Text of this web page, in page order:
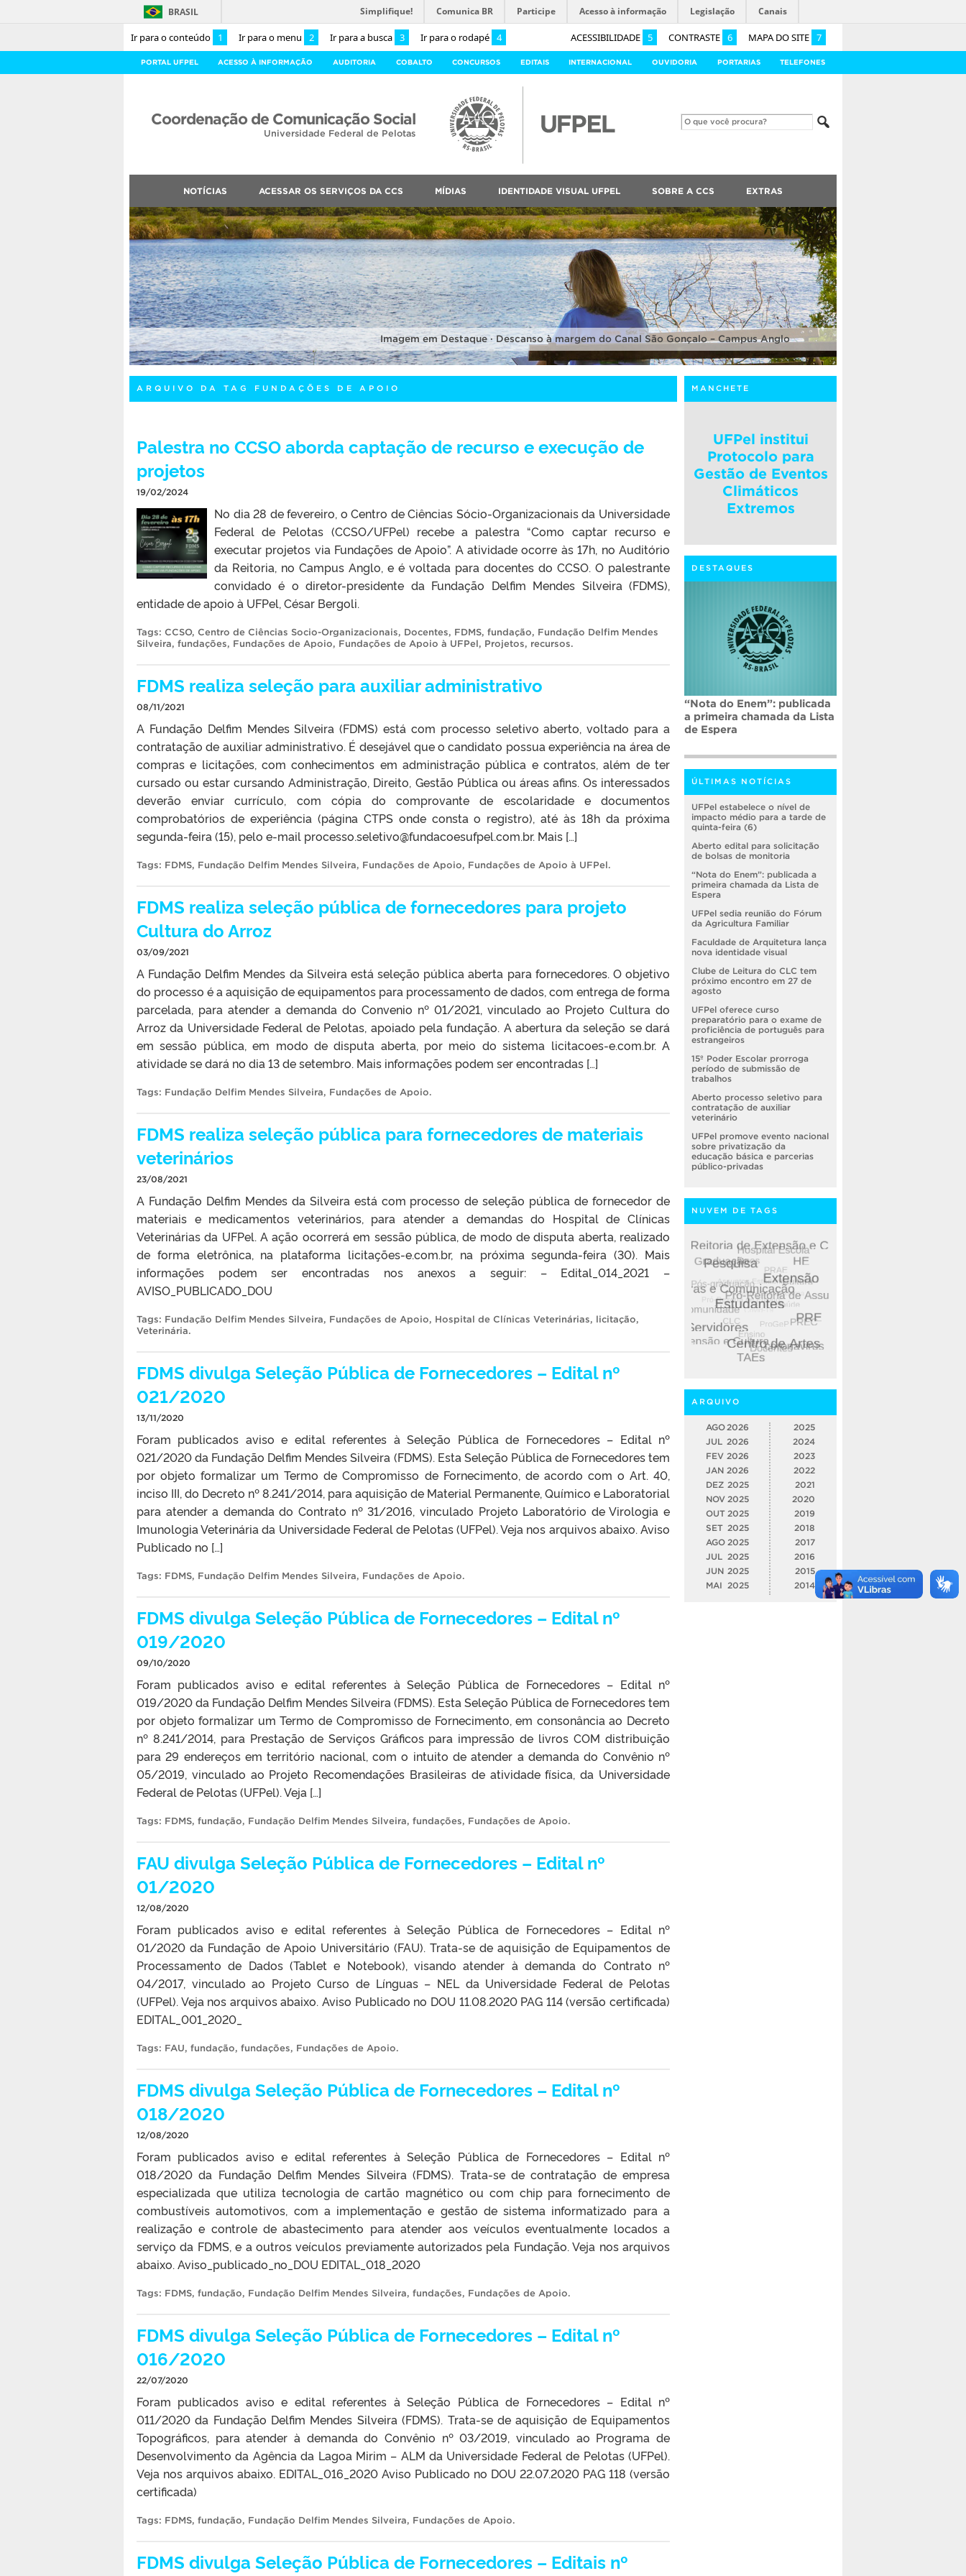
Ir para o conteúdo 1 Ir para o menu 2 Ir para a busca 3 Ir para o rodapé 4 ACESSIBILIDADE 5 CONTRASTE 6 MAPA DO SITE 7
BRASIL Simplifique! Comunica BR Participe Acesso à informação Legislação Canais
PORTAL UFPEL ACESSO À INFORMAÇÃO AUDITORIA COBALTO CONCURSOS EDITAIS INTERNACIONAL OUVIDORIA PORTARIAS TELEFONES
Coordenação de Comunicação Social
Universidade Federal de Pelotas
NOTÍCIAS ACESSAR OS SERVIÇOS DA CCS MÍDIAS IDENTIDADE VISUAL UFPEL SOBRE A CCS EXTRAS
Imagem em Destaque · Descanso à margem do Canal São Gonçalo – Campus Anglo
ARQUIVO DA TAG FUNDAÇÕES DE APOIO
Palestra no CCSO aborda captação de recurso e execução de
projetos
19/02/2024
No dia 28 de fevereiro, o Centro de Ciências Sócio-Organizacionais da Universidade
Federal de Pelotas (CCSO/UFPel) recebe a palestra “Como captar recurso e
executar projetos via Fundações de Apoio”. A atividade ocorre às 17h, no Auditório
da Reitoria, no Campus Anglo, e é voltada para docentes do CCSO. O palestrante
convidado é o diretor-presidente da Fundação Delfim Mendes Silveira (FDMS),
entidade de apoio à UFPel, César Bergoli.
Tags: CCSO, Centro de Ciências Socio-Organizacionais, Docentes, FDMS, fundação, Fundação Delfim Mendes
Silveira, fundações, Fundações de Apoio, Fundações de Apoio à UFPel, Projetos, recursos.
FDMS realiza seleção para auxiliar administrativo
08/11/2021
A Fundação Delfim Mendes Silveira (FDMS) está com processo seletivo aberto, voltado para a
contratação de auxiliar administrativo. É desejável que o candidato possua experiência na área de
compras e licitações, com conhecimentos em administração pública e contratos, além de ter
cursado ou estar cursando Administração, Direito, Gestão Pública ou áreas afins. Os interessados
deverão enviar currículo, com cópia do comprovante de escolaridade e documentos
comprobatórios de experiência (página CTPS onde consta o registro), até às 18h da próxima
segunda-feira (15), pelo e-mail processo.seletivo@fundacoesufpel.com.br. Mais […]
Tags: FDMS, Fundação Delfim Mendes Silveira, Fundações de Apoio, Fundações de Apoio à UFPel.
FDMS realiza seleção pública de fornecedores para projeto
Cultura do Arroz
03/09/2021
A Fundação Delfim Mendes da Silveira está seleção pública aberta para fornecedores. O objetivo
do processo é a aquisição de equipamentos para processamento de dados, com entrega de forma
parcelada, para atender a demanda do Convenio nº 01/2021, vinculado ao Projeto Cultura do
Arroz da Universidade Federal de Pelotas, apoiado pela fundação. A abertura da seleção se dará
em sessão pública, em modo de disputa aberta, por meio do sistema licitacoes-e.com.br. A
atividade se dará no dia 13 de setembro. Mais informações podem ser encontradas […]
Tags: Fundação Delfim Mendes Silveira, Fundações de Apoio.
FDMS realiza seleção pública para fornecedores de materiais
veterinários
23/08/2021
A Fundação Delfim Mendes da Silveira está com processo de seleção pública de fornecedor de
materiais e medicamentos veterinários, para atender a demandas do Hospital de Clínicas
Veterinárias da UFPel. A ação ocorrerá em sessão pública, de modo de disputa aberta, realizado
de forma eletrônica, na plataforma licitações-e.com.br, na próxima segunda-feira (30). Mais
informações podem ser encontradas nos anexos a seguir: – Edital_014_2021 –
AVISO_PUBLICADO_DOU
Tags: Fundação Delfim Mendes Silveira, Fundações de Apoio, Hospital de Clínicas Veterinárias, licitação,
Veterinária.
FDMS divulga Seleção Pública de Fornecedores – Edital nº
021/2020
13/11/2020
Foram publicados aviso e edital referentes à Seleção Pública de Fornecedores – Edital nº
021/2020 da Fundação Delfim Mendes Silveira (FDMS). Esta Seleção Pública de Fornecedores tem
por objeto formalizar um Termo de Compromisso de Fornecimento, de acordo com o Art. 40,
inciso III, do Decreto nº 8.241/2014, para aquisição de Material Permanente, Químico e Laboratorial
para atender a demanda do Contrato nº 31/2016, vinculado Projeto Laboratório de Virologia e
Imunologia Veterinária da Universidade Federal de Pelotas (UFPel). Veja nos arquivos abaixo. Aviso
Publicado no […]
Tags: FDMS, Fundação Delfim Mendes Silveira, Fundações de Apoio.
FDMS divulga Seleção Pública de Fornecedores – Edital nº
019/2020
09/10/2020
Foram publicados aviso e edital referentes à Seleção Pública de Fornecedores – Edital nº
019/2020 da Fundação Delfim Mendes Silveira (FDMS). Esta Seleção Pública de Fornecedores tem
por objeto formalizar um Termo de Compromisso de Fornecimento, em consonância ao Decreto
nº 8.241/2014, para Prestação de Serviços Gráficos para impressão de livros COM distribuição
para 29 endereços em território nacional, com o intuito de atender a demanda do Convênio nº
05/2019, vinculado ao Projeto Recomendações Brasileiras de atividade física, da Universidade
Federal de Pelotas (UFPel). Veja […]
Tags: FDMS, fundação, Fundação Delfim Mendes Silveira, fundações, Fundações de Apoio.
FAU divulga Seleção Pública de Fornecedores – Edital nº
01/2020
12/08/2020
Foram publicados aviso e edital referentes à Seleção Pública de Fornecedores – Edital nº
01/2020 da Fundação de Apoio Universitário (FAU). Trata-se de aquisição de Equipamentos de
Processamento de Dados (Tablet e Notebook), visando atender à demanda do Contrato nº
04/2017, vinculado ao Projeto Curso de Línguas – NEL da Universidade Federal de Pelotas
(UFPel). Veja nos arquivos abaixo. Aviso Publicado no DOU 11.08.2020 PAG 114 (versão certificada)
EDITAL_001_2020_
Tags: FAU, fundação, fundações, Fundações de Apoio.
FDMS divulga Seleção Pública de Fornecedores – Edital nº
018/2020
12/08/2020
Foram publicados aviso e edital referentes à Seleção Pública de Fornecedores – Edital nº
018/2020 da Fundação Delfim Mendes Silveira (FDMS). Trata-se de contratação de empresa
especializada que utiliza tecnologia de cartão magnético ou com chip para fornecimento de
combustíveis automotivos, com a implementação e gestão de sistema informatizado para a
realização e controle de abastecimento para atender aos veículos eventualmente locados a
serviço da FDMS, e a outros veículos previamente autorizados pela Fundação. Veja nos arquivos
abaixo. Aviso_publicado_no_DOU EDITAL_018_2020
Tags: FDMS, fundação, Fundação Delfim Mendes Silveira, fundações, Fundações de Apoio.
FDMS divulga Seleção Pública de Fornecedores – Edital nº
016/2020
22/07/2020
Foram publicados aviso e edital referentes à Seleção Pública de Fornecedores – Edital nº
011/2020 da Fundação Delfim Mendes Silveira (FDMS). Trata-se de aquisição de Equipamentos
Topográficos, para atender à demanda do Convênio nº 03/2019, vinculado ao Programa de
Desenvolvimento da Agência da Lagoa Mirim – ALM da Universidade Federal de Pelotas (UFPel).
Veja nos arquivos abaixo. EDITAL_016_2020 Aviso Publicado no DOU 22.07.2020 PAG 118 (versão
certificada)
Tags: FDMS, fundação, Fundação Delfim Mendes Silveira, Fundações de Apoio.
FDMS divulga Seleção Pública de Fornecedores – Editais nº
MANCHETE
UFPel institui
Protocolo para
Gestão de Eventos
Climáticos
Extremos
DESTAQUES
“Nota do Enem”: publicada
a primeira chamada da Lista
de Espera
ÚLTIMAS NOTÍCIAS
UFPel estabelece o nível de
impacto médio para a tarde de
quinta-feira (6)
Aberto edital para solicitação
de bolsas de monitoria
“Nota do Enem”: publicada a
primeira chamada da Lista de
Espera
UFPel sedia reunião do Fórum
da Agricultura Familiar
Faculdade de Arquitetura lança
nova identidade visual
Clube de Leitura do CLC tem
próximo encontro em 27 de
agosto
UFPel oferece curso
preparatório para o exame de
proficiência de português para
estrangeiros
15º Poder Escolar prorroga
período de submissão de
trabalhos
Aberto processo seletivo para
contratação de auxiliar
veterinário
UFPel promove evento nacional
sobre privatização da
educação básica e parcerias
público-privadas
NUVEM DE TAGS
ARQUIVO
AGO 2026
JUL 2026
FEV 2026
JAN 2026
DEZ 2025
NOV 2025
OUT 2025
SET 2025
AGO 2025
JUL
2025
JUN 2025
MAI
2025
2025
2024
2023
2022
2021
2020
2019
2018
2017
2016
2015
2014